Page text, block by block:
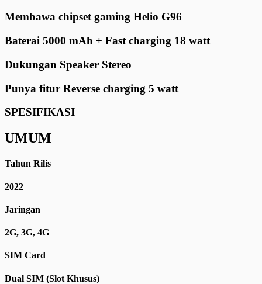
Membawa chipset gaming Helio G96
Baterai 5000 mAh + Fast charging 18 watt
Dukungan Speaker Stereo
Punya fitur Reverse charging 5 watt
SPESIFIKASI
UMUM
Tahun Rilis
2022
Jaringan
2G, 3G, 4G
SIM Card
Dual SIM (Slot Khusus)